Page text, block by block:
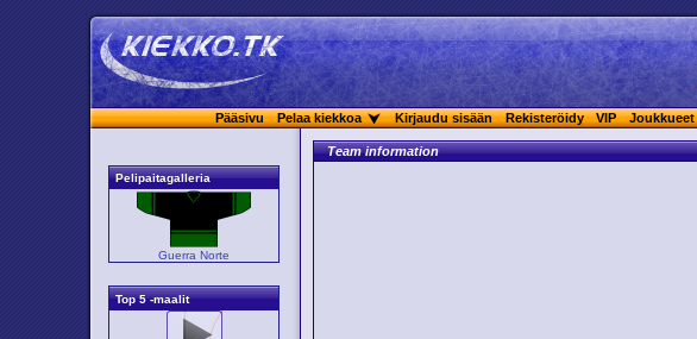
Pääsivu Pelaa kiekkoa Kirjaudu sisään Rekisteröidy VIP Joukkueet
Pelipaitagalleria
Guerra Norte
Top 5 -maalit
Team information